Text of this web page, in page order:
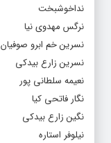
نداخوشبخت
نرگس مهدوی نیا
نسرین خم ابرو صوفیان
نسرین زارع بیدکی
نعیمه سلطانی پور
نگار فاتحی کیا
نگین زارع بیدکی
نیلوفر استاره